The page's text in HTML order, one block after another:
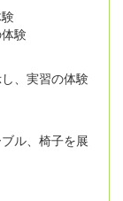
験
、実習の体験
ル、椅子を展